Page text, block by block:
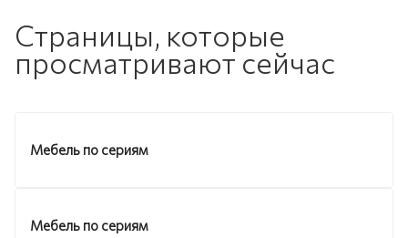
Страницы, которые
просматривают сейчас
Мебель по сериям
Мебель по сериям